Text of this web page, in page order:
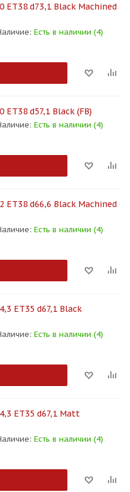
ET38 d73,1 Black Machined
Есть в наличии (4)
ET38 d57,1 Black (FB)
Есть в наличии (4)
ET38 d66,6 Black Machined
Есть в наличии (4)
ET35 d67,1 Black
Есть в наличии (4)
ET35 d67,1 Matt
Есть в наличии (4)